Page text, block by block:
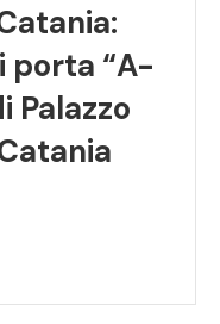
porta “A-
Palazzo